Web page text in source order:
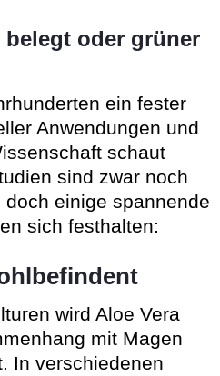
oder grüner
ein fester
Anwendungen und
schaut
sind zwar noch
einige spannende
sich festhalten:
t
wird Aloe Vera
mit Magen
In verschiedenen